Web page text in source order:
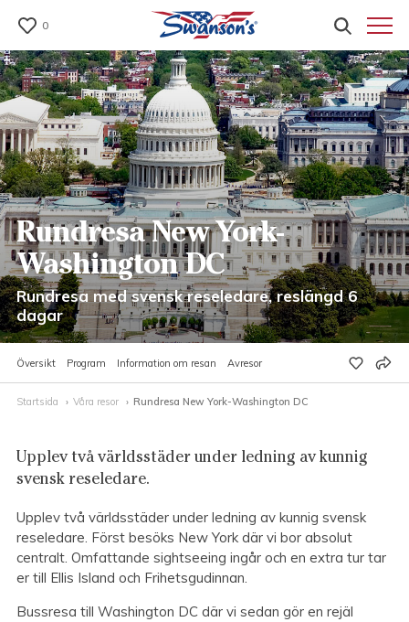
0
Rundresa New York-
Washington DC
Rundresa med svensk reseledare, reslängd 6
dagar
Översikt Program Information om resan Avresor
Startsida Våra resor Rundresa New York-Washington DC
Upplev två världsstäder under ledning av kunnig
svensk reseledare.
Upplev två världsstäder under ledning av kunnig svensk
reseledare. Först besöks New York där vi bor absolut
centralt. Omfattande sightseeing ingår och en extra tur tar
er till Ellis Island och Frihetsgudinnan.
Bussresa till Washington DC där vi sedan gör en rejäl